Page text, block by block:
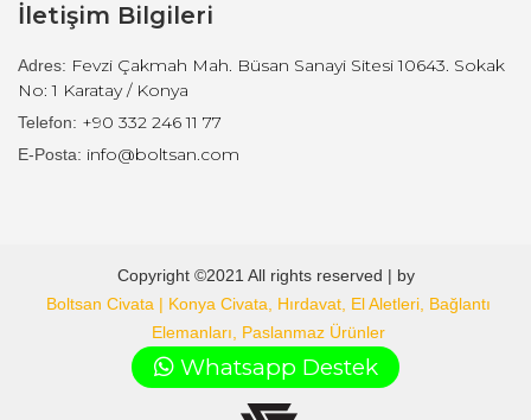
İletişim Bilgileri
Adres: Fevzi Çakmah Mah. Büsan Sanayi Sitesi 10643. Sokak
No: 1 Karatay / Konya
Telefon: +90 332 246 11 77
E-Posta: info@boltsan.com
Copyright ©2021 All rights reserved | by
Boltsan Civata | Konya Civata, Hırdavat, El Aletleri, Bağlantı
Elemanları, Paslanmaz Ürünler
.
Whatsapp Destek